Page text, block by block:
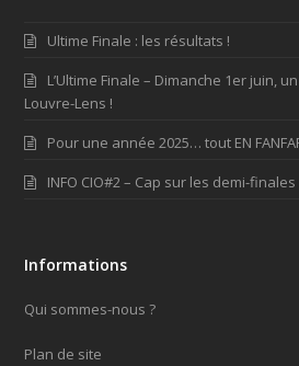
Ultime Finale : les résultats !
L’Ultime Finale – Dimanche 1er juin,
Louvre-Lens !
Pour une année 2025… tout EN
INFO CIO#2 – Cap sur les demi-finales
Informations
Qui sommes-nous ?
Plan de site